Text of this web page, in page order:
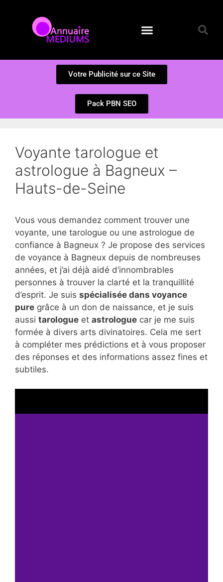
Votre Publicité sur ce Site
Pack PBN SEO
Voyante tarologue et
astrologue à Bagneux –
Hauts-de-Seine
Vous vous demandez comment trouver une
voyante, une tarologue ou une astrologue de
confiance à Bagneux ? Je propose des services
de voyance à Bagneux depuis de nombreuses
années, et j’ai déjà aidé d’innombrables
personnes à trouver la clarté et la tranquillité
d’esprit. Je suis spécialisée dans voyance
pure grâce à un don de naissance, et je suis
aussi tarologue et astrologue car je me suis
formée à divers arts divinatoires. Cela me sert
à compléter mes prédictions et à vous proposer
des réponses et des informations assez fines et
subtiles.